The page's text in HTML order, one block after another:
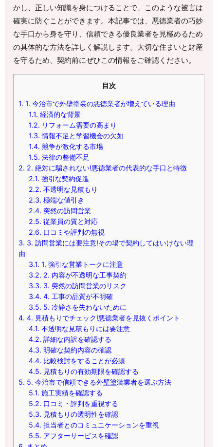
かし、正しい知識を身につけることで、このような被害は
確実に防ぐことができます。本記事では、悪徳業者の巧妙
な手口から身を守り、信頼できる優良業者を見極めるため
の具体的な方法を詳しく解説します。大切な住まいと財産
を守るため、契約前にぜひこの情報をご確認ください。
目次
1. 1. 今治市で外壁塗装の悪徳業者が増えている理由
1.1. 経済的な背景
1.2. リフォーム需要の高まり
1.3. 情報不足と学習機会の欠如
1.4. 競争が激化する市場
1.5. 法律の整備不足
2. 2. 絶対に騙されない!悪徳業者の代表的な手口と特徴
2.1. 強引な契約促進
2.2. 不透明な見積もり
2.3. 極端な値引き
2.4. 突然の訪問営業
2.5. 従業員の質と対応
2.6. 口コミや評判の無視
3. 3. 訪問営業には要注意!その場で契約してはいけない理
由
3.1. 1. 強引な営業トークに注意
3.2. 2. 内容が不透明な工事契約
3.3. 3. 突然の訪問営業のリスク
3.4. 4. 工事の品質が不明確
3.5. 5. 冷静さを失わないために
4. 4. 見積もりでチェック!悪徳業者を見抜くポイント
4.1. 不透明な見積もりには要注意
4.2. 詳細な内訳を確認する
4.3. 明確な契約内容の確認
4.4. 比較検討をすることが必須
4.5. 見積もりの有効期限を確認する
5. 5. 今治市で信頼できる外壁塗装業者を選ぶ方法
5.1. 施工実績を確認する
5.2. 口コミ・評判を重視する
5.3. 見積もりの透明性を確認
5.4. 担当者とのコミュニケーションを重視
5.5. アフターサービスを確認